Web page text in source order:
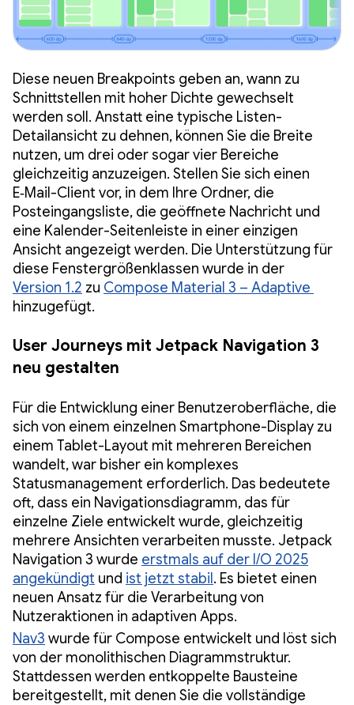
Diese neuen Breakpoints geben an, wann zu
Schnittstellen mit hoher Dichte gewechselt
werden soll. Anstatt eine typische Listen-
Detailansicht zu dehnen, können Sie die Breite
nutzen, um drei oder sogar vier Bereiche
gleichzeitig anzuzeigen. Stellen Sie sich einen
E‑Mail-Client vor, in dem Ihre Ordner, die
Posteingangsliste, die geöffnete Nachricht und
eine Kalender-Seitenleiste in einer einzigen
Ansicht angezeigt werden. Die Unterstützung für
diese Fenstergrößenklassen wurde in der
Version 1.2 zu Compose Material 3 – Adaptive
hinzugefügt.
User Journeys mit Jetpack Navigation 3
neu gestalten
Für die Entwicklung einer Benutzeroberfläche, die
sich von einem einzelnen Smartphone-Display zu
einem Tablet-Layout mit mehreren Bereichen
wandelt, war bisher ein komplexes
Statusmanagement erforderlich. Das bedeutete
oft, dass ein Navigationsdiagramm, das für
einzelne Ziele entwickelt wurde, gleichzeitig
mehrere Ansichten verarbeiten musste. Jetpack
Navigation 3 wurde erstmals auf der I/O 2025
angekündigt und ist jetzt stabil. Es bietet einen
neuen Ansatz für die Verarbeitung von
Nutzeraktionen in adaptiven Apps.
Nav3 wurde für Compose entwickelt und löst sich
von der monolithischen Diagrammstruktur.
Stattdessen werden entkoppelte Bausteine
bereitgestellt, mit denen Sie die vollständige